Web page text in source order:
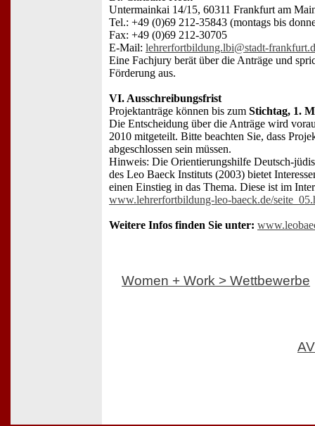
Untermainkai 14/15, 60311 Frankfurt am
Tel.: +49 (0)69 212-35843 (montags bis
Fax: +49 (0)69 212-30705
E-Mail: lehrerfortbildung.lbi@stadt-
Eine Fachjury berät über die Anträge und
Förderung aus.
VI. Ausschreibungsfrist
Projektanträge können bis zum Stichtag, 1.
Die Entscheidung über die Anträge wird
2010 mitgeteilt. Bitte beachten Sie, dass
abgeschlossen sein müssen.
Hinweis: Die Orientierungshilfe Deutsch-
des Leo Baeck Instituts (2003) bietet
einen Einstieg in das Thema. Diese ist im
www.lehrerfortbildung-leo-baeck.de/
Weitere Infos finden Sie unter:
Women + Work > Wettbewerbe